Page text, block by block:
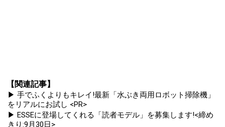
【関連記事】
▶ 手でふくよりもキレイ!最新「水ぶき両用ロボット掃除機」
をリアルにお試し <PR>
▶ ESSEに登場してくれる「読者モデル」を募集します!<締め
きり:9月30日>